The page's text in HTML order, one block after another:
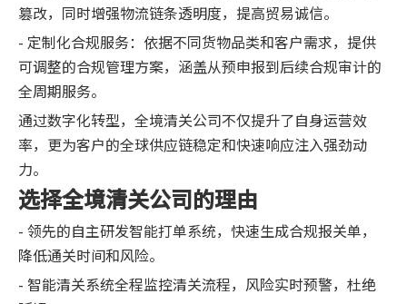
篡改，同时增强物流链条透明度，提高贸易诚信。
- 定制化合规服务：依据不同货物品类和客户需求，提供
可调整的合规管理方案，涵盖从预申报到后续合规审计的
全周期服务。
通过数字化转型，全境清关公司不仅提升了自身运营效
率，更为客户的全球供应链稳定和快速响应注入强劲动
力。
选择全境清关公司的理由
- 领先的自主研发智能打单系统，快速生成合规报关单，
降低通关时间和风险。
- 智能清关系统全程监控清关流程，风险实时预警，杜绝